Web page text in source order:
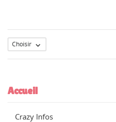
Accueil
Crazy Infos
Choisir 